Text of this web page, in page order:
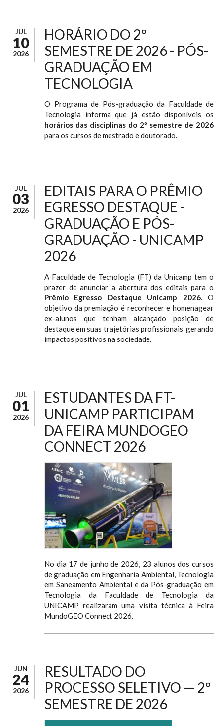
JUL
10
2026
HORÁRIO DO 2º
SEMESTRE DE 2026 - PÓS-
GRADUAÇÃO EM
TECNOLOGIA
O Programa de Pós-graduação da Faculdade de
Tecnologia informa que já estão disponíveis os
horários das disciplinas do 2º semestre de 2026
para os cursos de mestrado e doutorado.
JUL
03
2026
EDITAIS PARA O PRÊMIO
EGRESSO DESTAQUE -
GRADUAÇÃO E PÓS-
GRADUAÇÃO - UNICAMP
2026
A Faculdade de Tecnologia (FT) da Unicamp tem o
prazer de anunciar a abertura dos editais para o
Prêmio Egresso Destaque Unicamp 2026. O
objetivo da premiação é reconhecer e homenagear
ex-alunos que tenham alcançado posição de
destaque em suas trajetórias profissionais, gerando
impactos positivos na sociedade.
JUL
01
2026
ESTUDANTES DA FT-
UNICAMP PARTICIPAM
DA FEIRA MUNDOGEO
CONNECT 2026
No dia 17 de junho de 2026, 23 alunos dos cursos
de graduação em Engenharia Ambiental, Tecnologia
em Saneamento Ambiental e da Pós-graduação em
Tecnologia da Faculdade de Tecnologia da
UNICAMP realizaram uma visita técnica à Feira
MundoGEO Connect 2026.
JUN
24
2026
RESULTADO DO
PROCESSO SELETIVO — 2º
SEMESTRE DE 2026